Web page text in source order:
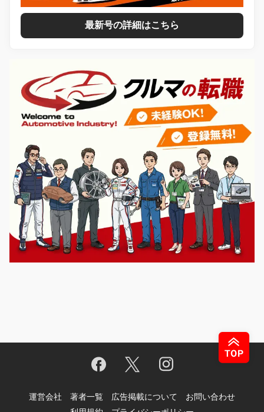
最新号の詳細はこちら
運営会社 著者一覧 広告掲載について
お問い合わせ